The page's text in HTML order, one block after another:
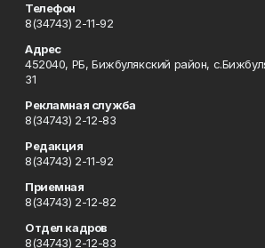
Телефон
8(34743) 2-11-92
Адрес
452040, РБ, Бижбулякский район,
31
Рекламная служба
8(34743) 2-12-83
Редакция
8(34743) 2-11-92
Приемная
8(34743) 2-12-82
Отдел кадров
8(34743) 2-12-83